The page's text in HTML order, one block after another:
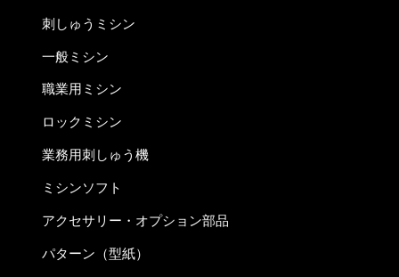
刺しゅうミシン
一般ミシン
職業用ミシン
ロックミシン
業務用刺しゅう機
ミシンソフト
アクセサリー・オプション部品
パターン（型紙）